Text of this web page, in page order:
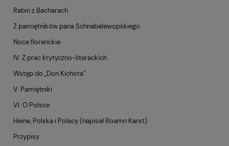
Rabin z Bacharach
Z pamiętników pana Schnabelewopskiego
Noce florenckie
IV. Z prac krytyczno-literackich
Wstęp do „Don Kichota”
V. Pamiętniki
VI. O Polsce
Heine, Polska i Polacy (napisał Roamn Karst)
Przypisy